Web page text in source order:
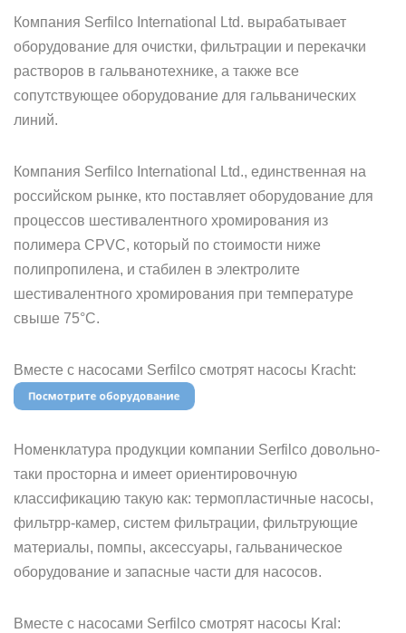
Компания Serfilco International Ltd. вырабатывает
оборудование для очистки, фильтрации и перекачки
растворов в гальванотехнике, а также все
сопутствующее оборудование для гальванических
линий.
Компания Serfilco International Ltd., единственная на
российском рынке, кто поставляет оборудование для
процессов шестивалентного хромирования из
полимера CPVC, который по стоимости ниже
полипропилена, и стабилен в электролите
шестивалентного хромирования при температуре
свыше 75°С.
Вместе с насосами Serfilco смотрят насосы Kracht:
Номенклатура продукции компании Serfilco довольно-
таки просторна и имеет ориентировочную
классификацию такую как: термопластичные насосы,
фильтрр-камер, систем фильтрации, фильтрующие
материалы, помпы, аксессуары, гальваническое
оборудование и запасные части для насосов.
Вместе с насосами Serfilco смотрят насосы Kral: